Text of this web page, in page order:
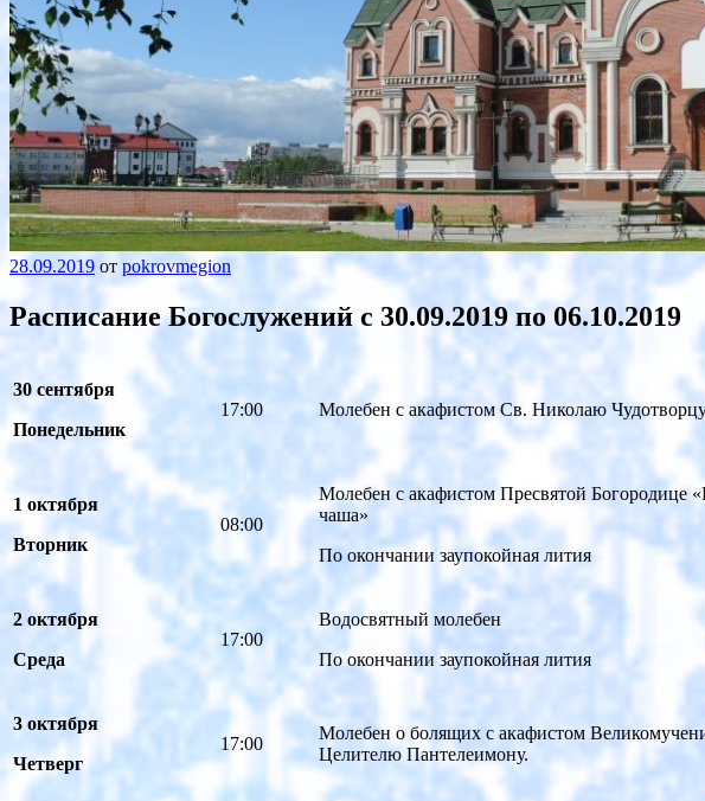
28.09.2019 от pokrovmegion
Расписание Богослужений с 30.09.2019 по 06.10.2019
30 сентября
Понедельник
17:00 Молебен с акафистом Св. Николаю
1 октября
Вторник
08:00
Молебен с акафистом Пресвятой Богородице
чаша»
По окончании заупокойная лития
2 октября
Среда
17:00
Водосвятный молебен
По окончании заупокойная лития
3 октября
Четверг
17:00
Молебен о болящих с акафистом
Целителю Пантелеимону.